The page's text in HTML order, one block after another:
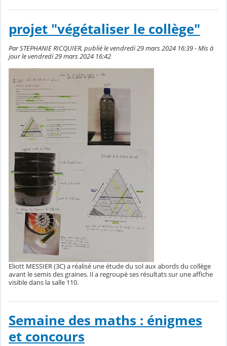
projet "végétaliser le collège"
Par STEPHANIE RICQUIER, publié le vendredi 29 mars 2024 16:39 - Mis à
jour le vendredi 29 mars 2024 16:42
Eliott MESSIER (3C) a réalisé une étude du sol aux abords du collège
avant le semis des graines. Il a regroupé ses résultats sur une affiche
visible dans la salle 110.
Semaine des maths : énigmes
et concours